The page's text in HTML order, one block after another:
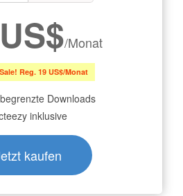
/Monat
Reg. 19 US$/Monat
Downloads
inklusive
kaufen